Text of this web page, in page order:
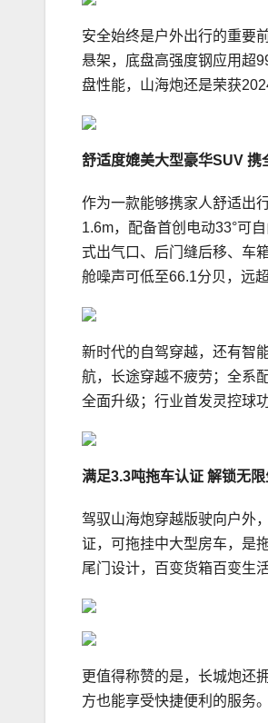
安全始终是户外出行的重要
悬架，底盘高强度钢应用超
盘性能，山海炮还是荣获
舒适度媲美大型豪华SUV 携
作为一款能够携家人舒适出
1.6m，配备首创电动33°可
式出气口、后门缝后移、车
舱噪声可低至66.1分贝，远
新时代的自驾穿越，还有智
航，长途穿越不疲劳；全系
全面升级；行业首发灵控球
满足3.3吨拖车认证 解锁无
驾驭山海炮穿越版驶向户外
证，可拖挂中大型房车，是
尾门设计，百变货箱百变生
更值得称赞的是，长城炮还
方也能享受快捷便利的服务。